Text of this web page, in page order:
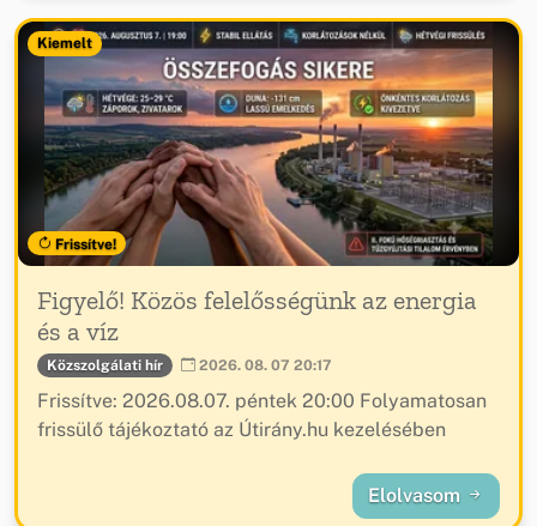
Kiemelt
Frissítve!
Figyelő! Közös felelősségünk az energia
és a víz
Közszolgálati hír 2026. 08. 07 20:17
Frissítve: 2026.08.07. péntek 20:00 Folyamatosan
frissülő tájékoztató az Útirány.hu kezelésében
Elolvasom